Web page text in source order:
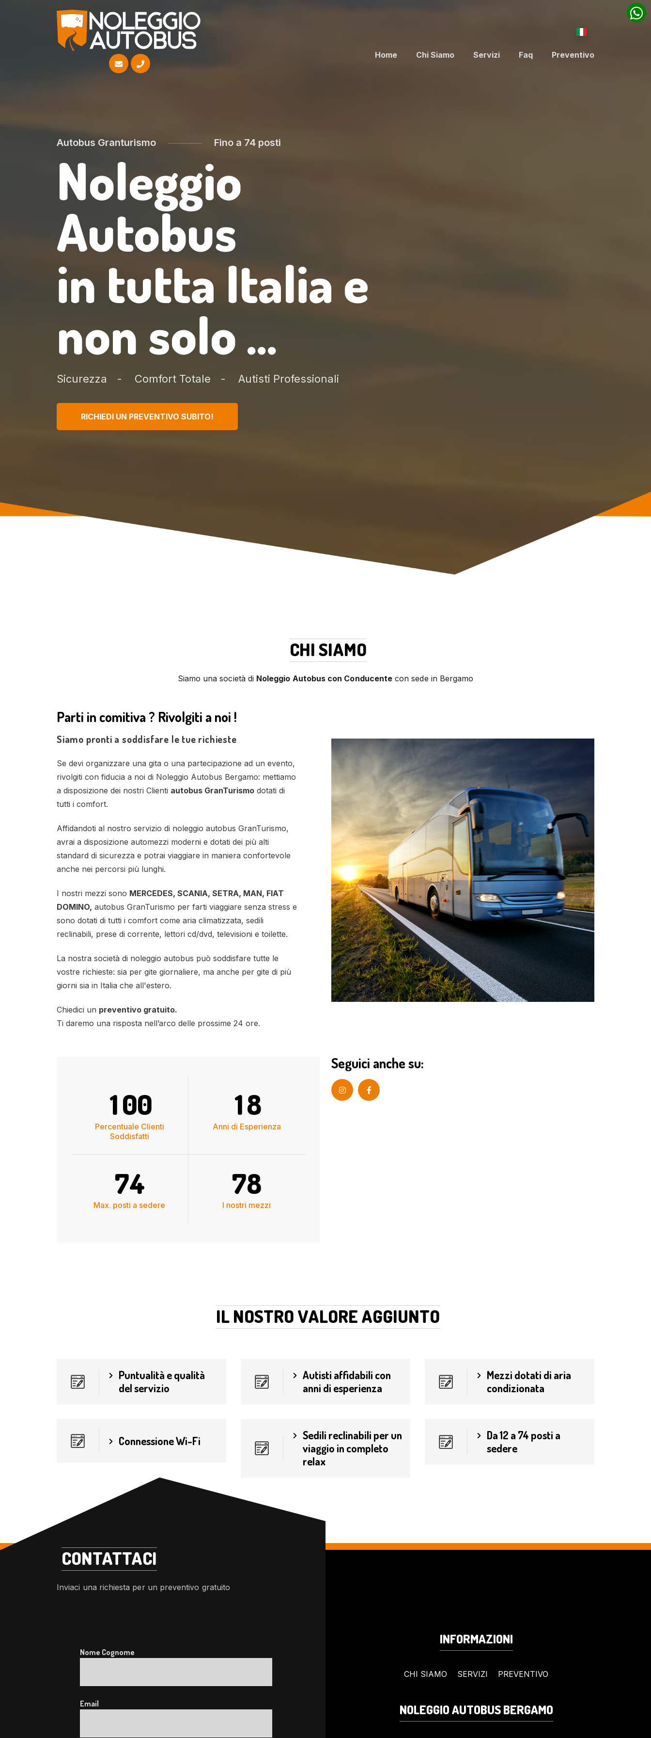
Home Chi Siamo Servizi Faq Preventivo
Autobus Granturismo Fino a 74 posti
Noleggio
Autobus
in tutta Italia e
non solo ...
Sicurezza Comfort Totale Autisti Professionali
RICHIEDI UN PREVENTIVO SUBITO!
CHI SIAMO
Siamo una società di Noleggio Autobus con Conducente con sede in Bergamo
Parti in comitiva ? Rivolgiti a noi !
Siamo pronti a soddisfare le tue richieste
Se devi organizzare una gita o una partecipazione ad un evento,
rivolgiti con fiducia a noi di Noleggio Autobus Bergamo: mettiamo
a disposizione dei nostri Clienti autobus GranTurismo dotati di
tutti i comfort.
Affidandoti al nostro servizio di noleggio autobus GranTurismo,
avrai a disposizione automezzi moderni e dotati dei più alti
standard di sicurezza e potrai viaggiare in maniera confortevole
anche nei percorsi più lunghi.
I nostri mezzi sono MERCEDES, SCANIA, SETRA, MAN, FIAT
DOMINO, autobus GranTurismo per farti viaggiare senza stress e
sono dotati di tutti i comfort come aria climatizzata, sedili
reclinabili, prese di corrente, lettori cd/dvd, televisioni e toilette.
La nostra società di noleggio autobus può soddisfare tutte le
vostre richieste: sia per gite giornaliere, ma anche per gite di più
giorni sia in Italia che all'estero.
Chiedici un preventivo gratuito.
Ti daremo una risposta nell’arco delle prossime 24 ore.
100
Percentuale Clienti
Soddisfatti
18
Anni di Esperienza
74
Max. posti a sedere
78
I nostri mezzi
Seguici anche su:
IL NOSTRO VALORE AGGIUNTO
Puntualità e qualità
del servizio
Autisti affidabili con
anni di esperienza
Mezzi dotati di aria
condizionata
Connessione Wi-Fi
Sedili reclinabili per un
viaggio in completo
relax
Da 12 a 74 posti a
sedere
CONTATTACI
Inviaci una richiesta per un preventivo gratuito
Nome Cognome
Email
INFORMAZIONI
CHI SIAMO SERVIZI PREVENTIVO
NOLEGGIO AUTOBUS BERGAMO